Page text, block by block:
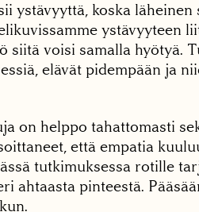
ystävyyttä, koska
ystävyyteen
siitä voisi samalla hyötyä.
elävät pidempään ja
on helppo tahattomasti
että empatia
tutkimuksessa rotille
ahtaasta pinteestä.